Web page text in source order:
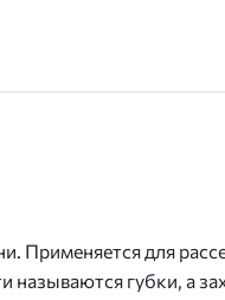
для
называются губки, а